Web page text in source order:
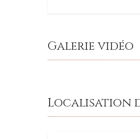
Galerie vidéo
Localisation